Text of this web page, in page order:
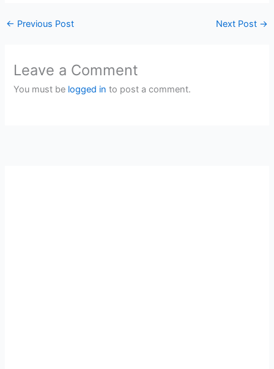
← Previous Post Next Post →
Leave a Comment
You must be logged in to post a comment.